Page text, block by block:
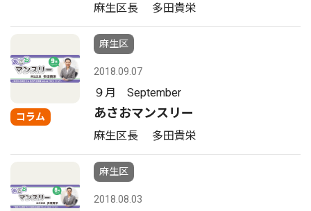
麻生区長 多田貴栄
コラム
麻生区
2018.09.07
９月 September
あさおマンスリー
麻生区長 多田貴栄
麻生区
2018.08.03